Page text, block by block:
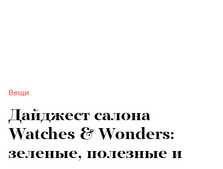
Вещи
Дайджест салона
Watches & Wonders:
зеленые, полезные и